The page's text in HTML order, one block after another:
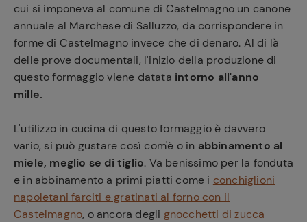
cui si imponeva al comune di Castelmagno un canone
annuale al Marchese di Salluzzo, da corrispondere in
forme di Castelmagno invece che di denaro. Al di là
delle prove documentali, l'inizio della produzione di
questo formaggio viene datata intorno all'anno
mille.
L'utilizzo in cucina di questo formaggio è davvero
vario, si può gustare così com'è o in abbinamento al
miele, meglio se di tiglio. Va benissimo per la fonduta
e in abbinamento a primi piatti come i conchiglioni
napoletani farciti e gratinati al forno con il
Castelmagno, o ancora degli gnocchetti di zucca